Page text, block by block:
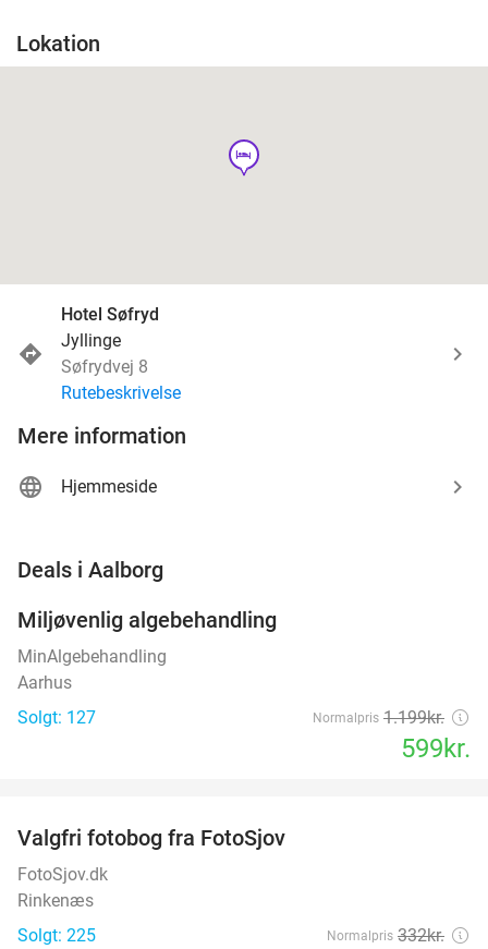
Lokation
hotel
Hotel Søfryd
Jyllinge
Søfrydvej 8
Rutebeskrivelse
Mere information
Hjemmeside
Deals i Aalborg
Miljøvenlig algebehandling
MinAlgebehandling
Aarhus
Solgt: 127
Normalpris 1.199kr.
599kr.
Valgfri fotobog fra FotoSjov
FotoSjov.dk
Rinkenæs
Solgt: 225
Normalpris 332kr.